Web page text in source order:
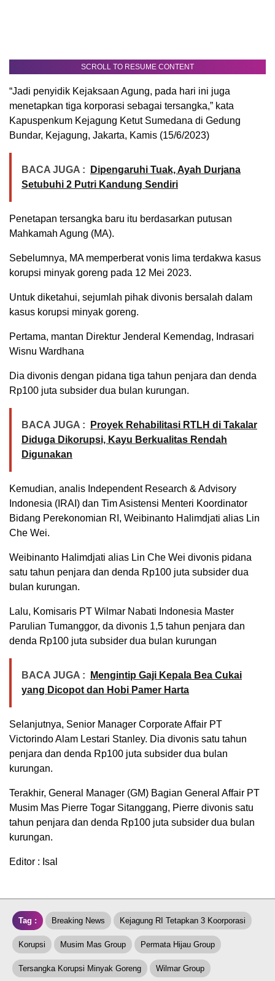
SCROLL TO RESUME CONTENT
“Jadi penyidik Kejaksaan Agung, pada hari ini juga
menetapkan tiga korporasi sebagai tersangka,” kata
Kapuspenkum Kejagung Ketut Sumedana di Gedung
Bundar, Kejagung, Jakarta, Kamis (15/6/2023)
BACA JUGA :
Dipengaruhi Tuak, Ayah Durjana
Setubuhi 2 Putri Kandung Sendiri
Penetapan tersangka baru itu berdasarkan putusan
Mahkamah Agung (MA).
Sebelumnya, MA memperberat vonis lima terdakwa kasus
korupsi minyak goreng pada 12 Mei 2023.
Untuk diketahui, sejumlah pihak divonis bersalah dalam
kasus korupsi minyak goreng.
Pertama, mantan Direktur Jenderal Kemendag, Indrasari
Wisnu Wardhana
Dia divonis dengan pidana tiga tahun penjara dan denda
Rp100 juta subsider dua bulan kurungan.
BACA JUGA :
Proyek Rehabilitasi RTLH di Takalar
Diduga Dikorupsi, Kayu Berkualitas Rendah
Digunakan
Kemudian, analis Independent Research & Advisory
Indonesia (IRAI) dan Tim Asistensi Menteri Koordinator
Bidang Perekonomian RI, Weibinanto Halimdjati alias Lin
Che Wei.
Weibinanto Halimdjati alias Lin Che Wei divonis pidana
satu tahun penjara dan denda Rp100 juta subsider dua
bulan kurungan.
Lalu, Komisaris PT Wilmar Nabati Indonesia Master
Parulian Tumanggor, da divonis 1,5 tahun penjara dan
denda Rp100 juta subsider dua bulan kurungan
BACA JUGA :
Mengintip Gaji Kepala Bea Cukai
yang Dicopot dan Hobi Pamer Harta
Selanjutnya, Senior Manager Corporate Affair PT
Victorindo Alam Lestari Stanley. Dia divonis satu tahun
penjara dan denda Rp100 juta subsider dua bulan
kurungan.
Terakhir, General Manager (GM) Bagian General Affair PT
Musim Mas Pierre Togar Sitanggang, Pierre divonis satu
tahun penjara dan denda Rp100 juta subsider dua bulan
kurungan.
Editor : Isal
Tag : Breaking News Kejagung RI Tetapkan 3 Koorporasi
Korupsi Musim Mas Group Permata Hijau Group
Tersangka Korupsi Minyak Goreng Wilmar Group